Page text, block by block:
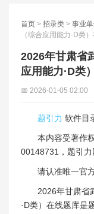
首页 > 招录类 > 事业
（综合应用能力·D类
2026年甘肃省
应用能力·D类
📅 2026-01-05 02:00
题引力 软件目
本内容受著作
00148731，题引力
请认准唯一官
2026年甘肃省
·D类）在线题库是